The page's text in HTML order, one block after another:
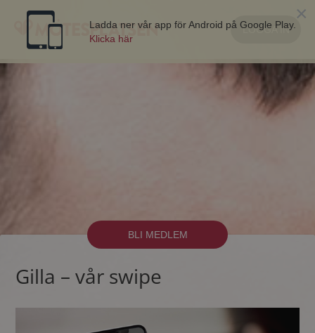
LOGGA IN
BLI MEDLEM
×
Ladda ner vår app för Android på Google Play.
Klicka här
Gilla – vår swipe